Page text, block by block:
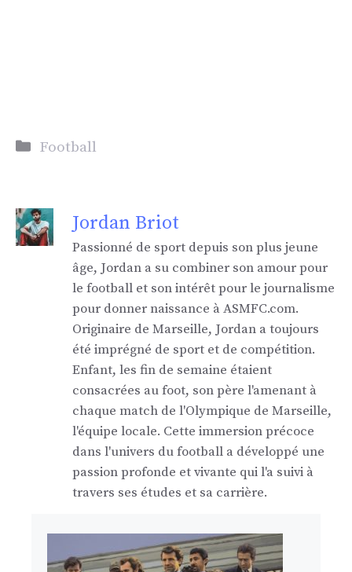
Catégories
Football
Jordan Briot
Passionné de sport depuis son plus jeune
âge, Jordan a su combiner son amour pour
le football et son intérêt pour le journalisme
pour donner naissance à ASMFC.com.
Originaire de Marseille, Jordan a toujours
été imprégné de sport et de compétition.
Enfant, les fin de semaine étaient
consacrées au foot, son père l'amenant à
chaque match de l'Olympique de Marseille,
l'équipe locale. Cette immersion précoce
dans l'univers du football a développé une
passion profonde et vivante qui l'a suivi à
travers ses études et sa carrière.